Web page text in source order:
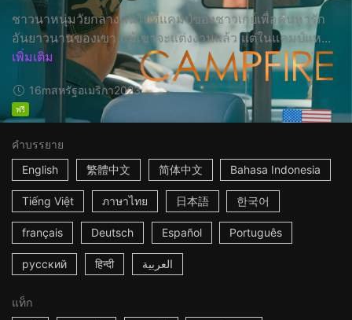
ชาวนาหนุ่มวัยกลางคนไปที่แคมป์ของชาวเกย์เพื่อค้นหารัก
อันยาวนานของเขา แม้เขาจะแต่งงานแล้ว แต่ในแคมป์แห...
เพิ่มเติม
16mสหรัฐอเมริกา2023
ฟรี
คำบรรยาย
English
繁體中文 简体中文 Bahasa Indonesia
Tiếng Việt ภาษาไทย 日本語 한국어
français Deutsch Español Português
русский हिन्दी العربية
แท็ก